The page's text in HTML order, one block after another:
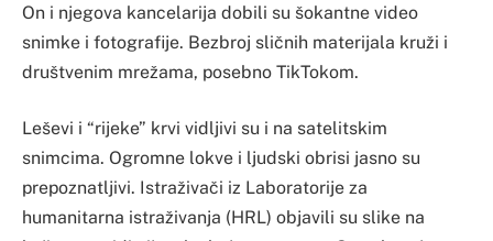
On i njegova kancelarija dobili su šokantne video
snimke i fotografije. Bezbroj sličnih materijala kruži i
društvenim mrežama, posebno TikTokom.
Leševi i “rijeke” krvi vidljivi su i na satelitskim
snimcima. Ogromne lokve i ljudski obrisi jasno su
prepoznatljivi. Istraživači iz Laboratorije za
humanitarna istraživanja (HRL) objavili su slike na